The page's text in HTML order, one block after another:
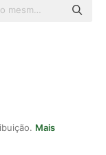
Mais